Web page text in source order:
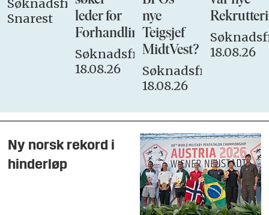
Søknadsfrist:
Snarest
leder for
Forhandlingsutvalget
Søknadsfrist:
18.08.26
nye
Teigsjef
MidtVest?
Søknadsfrist:
18.08.26
18.08.26
Ny norsk rekord i
hinderløp